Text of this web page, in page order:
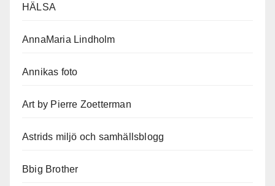
HÄLSA
AnnaMaria Lindholm
Annikas foto
Art by Pierre Zoetterman
Astrids miljö och samhällsblogg
Bbig Brother